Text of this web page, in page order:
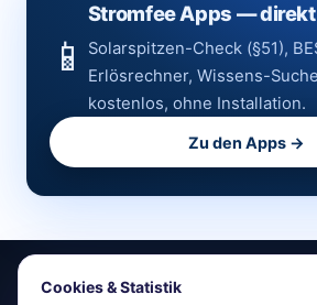
📱
Stromfee Apps —
Solarspitzen-Check (§51),
Erlösrechner, Wissens-
kostenlos, ohne Installation.
Zu den Apps →
Cookies & Statistik